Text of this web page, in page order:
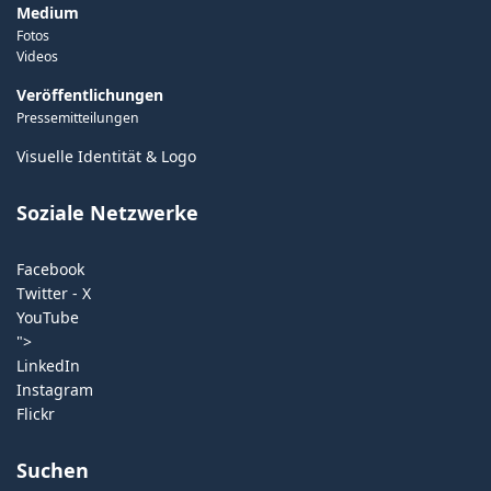
Medium
Fotos
Videos
Veröffentlichungen
Pressemitteilungen
Visuelle Identität & Logo
Soziale Netzwerke
Facebook
Twitter - X
YouTube
">
LinkedIn
Instagram
Flickr
Suchen